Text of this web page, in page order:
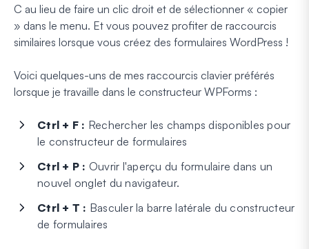
C au lieu de faire un clic droit et de sélectionner « copier
» dans le menu. Et vous pouvez profiter de raccourcis
similaires lorsque vous créez des formulaires WordPress !
Voici quelques-uns de mes raccourcis clavier préférés
lorsque je travaille dans le constructeur WPForms :
Ctrl + F : Rechercher les champs disponibles pour
le constructeur de formulaires
Ctrl + P : Ouvrir l'aperçu du formulaire dans un
nouvel onglet du navigateur.
Ctrl + T : Basculer la barre latérale du constructeur
de formulaires